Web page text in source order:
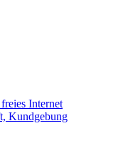
Internet
Kundgebung